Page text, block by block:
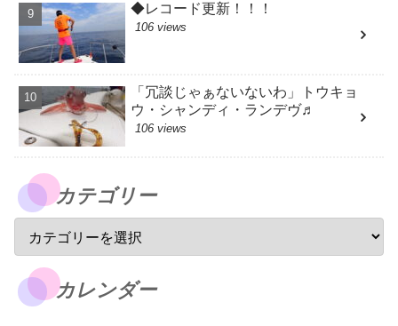
◆レコード更新！！！
106 views
「冗談じゃぁないないわ」トウキョ
ウ・シャンディ・ランデヴ♬
106 views
カテゴリー
カレンダー